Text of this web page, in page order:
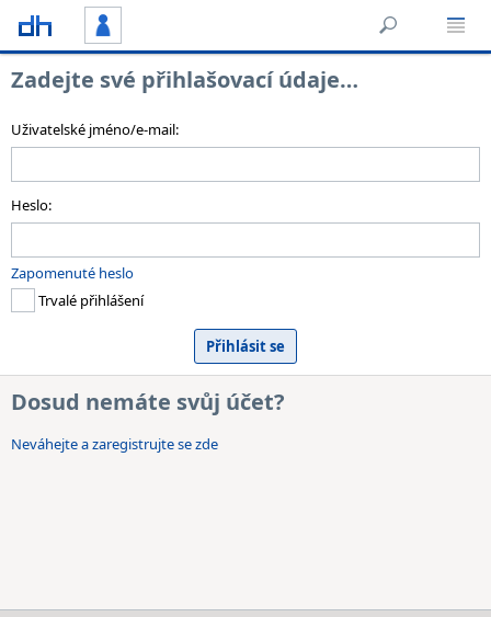
Zadejte své přihlašovací údaje…
Uživatelské jméno/e-mail:
Heslo:
Zapomenuté heslo
Trvalé přihlášení
Dosud nemáte svůj účet?
Neváhejte a zaregistrujte se zde